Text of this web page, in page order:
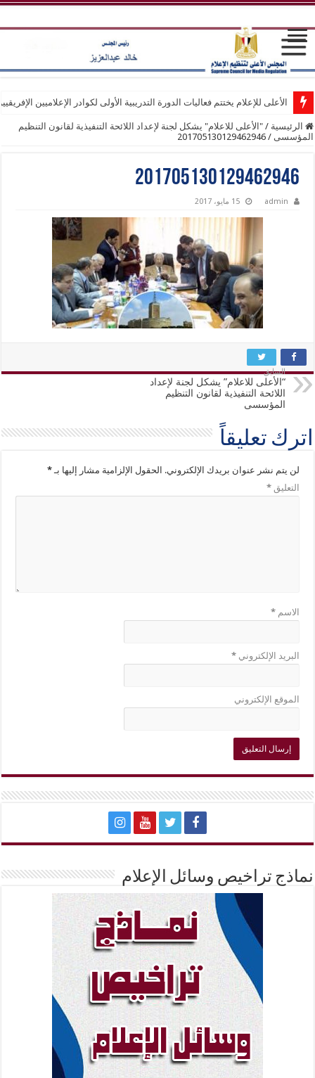
الأعلى للإعلام يختتم فعاليات الدورة التدريبية الأولى لكوادر الإعلاميين
الرئيسية / "الأعلى للاعلام" يشكل لجنة لإعداد اللائحة التنفيذية لقانون التنظيم
المؤسسى /
201705130129462946
201705130129462946
admin 15 مايو، 2017
السابق
“الأعلى للاعلام” يشكل لجنة لإعداد
اللائحة التنفيذية لقانون التنظيم
المؤسسى
اترك تعليقاً
لن يتم نشر عنوان بريدك الإلكتروني. الحقول الإلزامية مشار إليها بـ*
التعليق*
الاسم*
البريد الإلكتروني*
الموقع الإلكتروني
نماذج تراخيص وسائل الإعلام